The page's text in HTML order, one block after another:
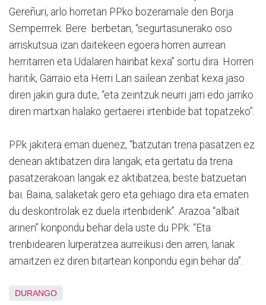
Gereñuri, arlo horretan PPko bozeramale den Borja
Semperrrek. Bere berbetan, “segurtasunerako oso
arriskutsua izan daitekeen egoera horren aurrean
herritarren eta Udalaren hainbat kexa” sortu dira. Horren
haritik, Garraio eta Herri Lan sailean zenbat kexa jaso
diren jakin gura dute, “eta zeintzuk neurri jarri edo jarriko
diren martxan halako gertaerei irtenbide bat topatzeko”.
PPk jakitera eman duenez, “batzutan trena pasatzen ez
denean aktibatzen dira langak; eta gertatu da trena
pasatzerakoan langak ez aktibatzea; beste batzuetan
bai. Baina, salaketak gero eta gehiago dira eta ematen
du deskontrolak ez duela irtenbiderik”. Arazoa “albait
arinen” konpondu behar dela uste du PPk: “Eta
trenbidearen lurperatzea aurreikusi den arren, lanak
amaitzen ez diren bitartean konpondu egin behar da”.
DURANGO